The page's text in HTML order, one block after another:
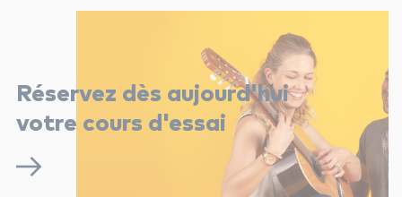
Réservez dès aujourd'hui
votre cours d'essai